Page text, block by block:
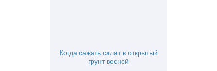
Когда сажать салат в открытый
грунт весной